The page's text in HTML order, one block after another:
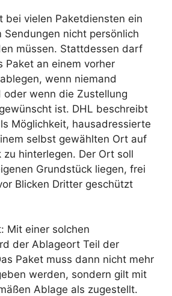
bei vielen Paketdiensten ein
Sendungen nicht persönlich
müssen. Stattdessen darf
Paket an einem vorher
wenn niemand
wenn die Zustellung
ist. DHL beschreibt
Möglichkeit, hausadressierte
selbst gewählten Ort auf
hinterlegen. Der Ort soll
Grundstück liegen, frei
Blicken Dritter geschützt
Mit einer solchen
der Ablageort Teil der
Paket muss dann nicht mehr
werden, sondern gilt mit
Ablage als zugestellt.